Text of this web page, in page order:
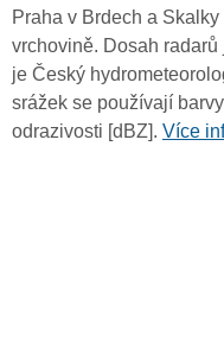
Praha v Brdech a
vrchovině. Dosah
je Český
srážek se používají
odrazivosti [dBZ]. Více